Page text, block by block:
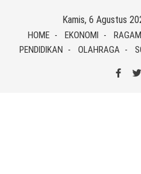
content
Kamis, 6 Agustus
HOME EKONOMI RAGAM
PENDIDIKAN
OLAHRAGA